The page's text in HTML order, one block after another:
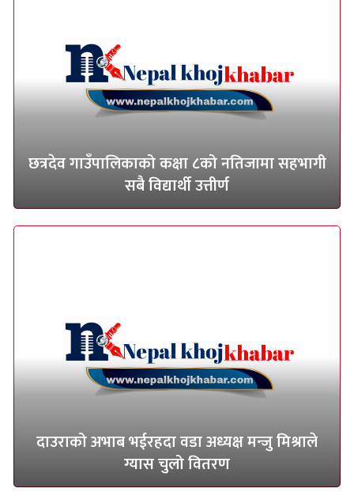
छत्रदेव गाउँपालिकाको कक्षा ८को नतिजामा सहभागी
सबै विद्यार्थी उत्तीर्ण
दाउराको अभाब भईरहदा वडा अध्यक्ष मन्जु मिश्राले
ग्यास चुलो वितरण